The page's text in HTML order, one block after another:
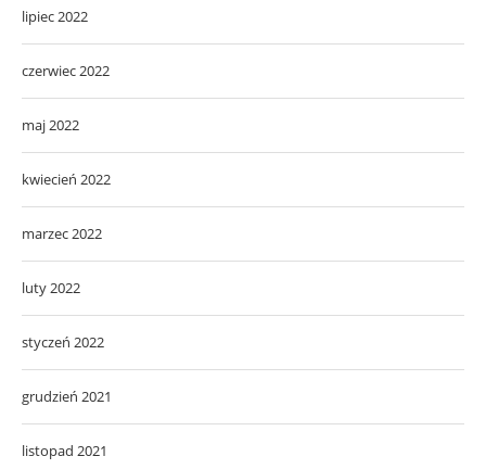
lipiec 2022
czerwiec 2022
maj 2022
kwiecień 2022
marzec 2022
luty 2022
styczeń 2022
grudzień 2021
listopad 2021